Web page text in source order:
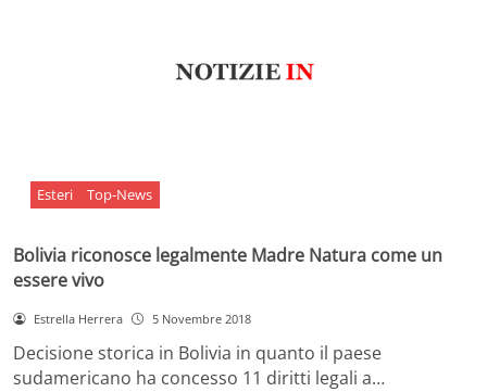
Esteri Top-News
Bolivia riconosce legalmente Madre Natura come un
essere vivo
Estrella Herrera 5 Novembre 2018
Decisione storica in Bolivia in quanto il paese
sudamericano ha concesso 11 diritti legali a…